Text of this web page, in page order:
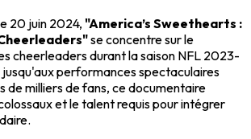
20 juin 2024, "America’s Sweethearts :
se concentre sur le
cheerleaders durant la saison NFL 2023-
performances spectaculaires
de milliers de fans, ce documentaire
et le talent requis pour intégrer